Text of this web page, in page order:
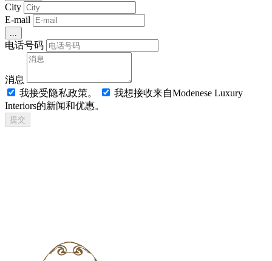
City
E-mail
电话号码
消息
我接受隐私政策。
我想接收来自Modenese Luxury
Interiors的新闻和优惠。
提交